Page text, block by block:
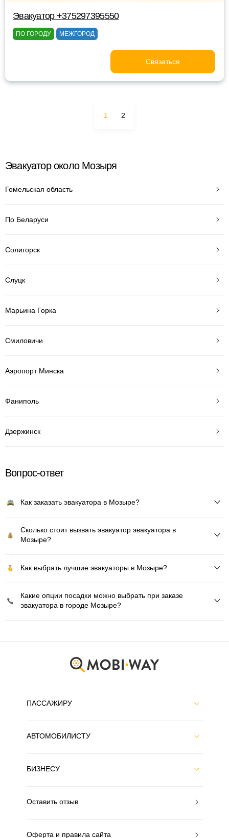
Эвакуатор +375297395550
ПО ГОРОДУ МЕЖГОРОД
Связаться
1 2
Эвакуатор около Мозыря
Гомельская область
По Беларуси
Солигорск
Слуцк
Марьина Горка
Смиловичи
Аэропорт Минска
Фаниполь
Дзержинск
Вопрос-ответ
Как заказать эвакуатора в Мозыре?
Сколько стоит вызвать эвакуатор эвакуатора в
Мозыре?
Как выбрать лучшие эвакуаторы в Мозыре?
Какие опции посадки можно выбрать при заказе
эвакуатора в городе Мозыре?
ПАССАЖИРУ
АВТОМОБИЛИСТУ
БИЗНЕСУ
Оставить отзыв
Оферта и правила сайта